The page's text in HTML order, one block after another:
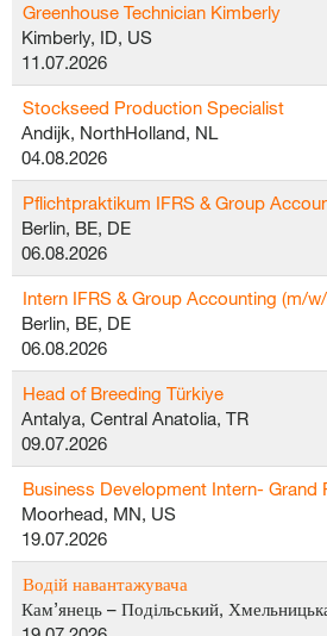
Greenhouse Technician Kimberly
Kimberly, ID, US
11.07.2026
Stockseed Production Specialist
Andijk, NorthHolland, NL
04.08.2026
Pflichtpraktikum IFRS & Group
Berlin, BE, DE
06.08.2026
Intern IFRS & Group Accounting (m/
Berlin, BE, DE
06.08.2026
Head of Breeding Türkiye
Antalya, Central Anatolia, TR
09.07.2026
Business Development Intern- Grand
Moorhead, MN, US
19.07.2026
Водій навантажувача
Кам’янець – Подільський,